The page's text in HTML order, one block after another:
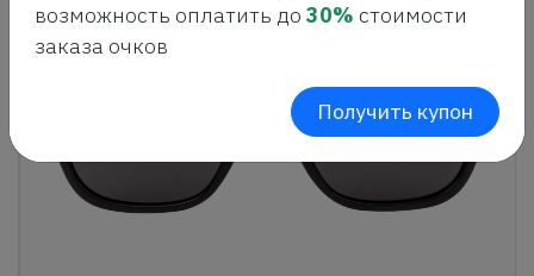
возможность оплатить до 30% стоимости
заказа очков
Получить купон